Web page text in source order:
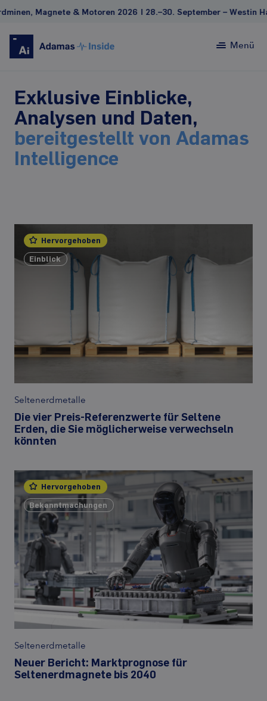
& Motoren 2026 | 28.–30. September – Westin Harbour
Menü
Exklusive Einblicke,
Analysen und Daten,
bereitgestellt von Adamas
Intelligence
Hervorgehoben
Einblick
Seltenerdmetalle
Die vier Preis-Referenzwerte für Seltene
Erden, die Sie möglicherweise verwechseln
könnten
Hervorgehoben
Bekanntmachungen
Seltenerdmetalle
Neuer Bericht: Marktprognose für
Seltenerdmagnete bis 2040